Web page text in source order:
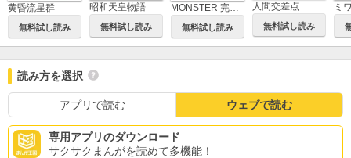
黄昏流星群
無料試し読み
昭和天皇物語
無料試し読み
MONSTER 完全版 デジタルVer.
無料試し読み
人間交差点
無料試し読み
読み方を選択
アプリで読む ウェブで読む
専用アプリのダウンロード
サクサクまんがを読めて多機能！